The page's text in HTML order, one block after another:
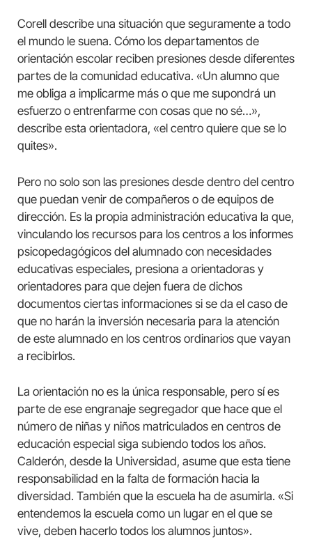
Corell describe una situación que seguramente a todo
el mundo le suena. Cómo los departamentos de
orientación escolar reciben presiones desde diferentes
partes de la comunidad educativa. «Un alumno que
me obliga a implicarme más o que me supondrá un
esfuerzo o entrenfarme con cosas que no sé…»,
describe esta orientadora, «el centro quiere que se lo
quites».
Pero no solo son las presiones desde dentro del centro
que puedan venir de compañeros o de equipos de
dirección. Es la propia administración educativa la que,
vinculando los recursos para los centros a los informes
psicopedagógicos del alumnado con necesidades
educativas especiales, presiona a orientadoras y
orientadores para que dejen fuera de dichos
documentos ciertas informaciones si se da el caso de
que no harán la inversión necesaria para la atención
de este alumnado en los centros ordinarios que vayan
a recibirlos.
La orientación no es la única responsable, pero sí es
parte de ese engranaje segregador que hace que el
número de niñas y niños matriculados en centros de
educación especial siga subiendo todos los años.
Calderón, desde la Universidad, asume que esta tiene
responsabilidad en la falta de formación hacia la
diversidad. También que la escuela ha de asumirla. «Si
entendemos la escuela como un lugar en el que se
vive, deben hacerlo todos los alumnos juntos».